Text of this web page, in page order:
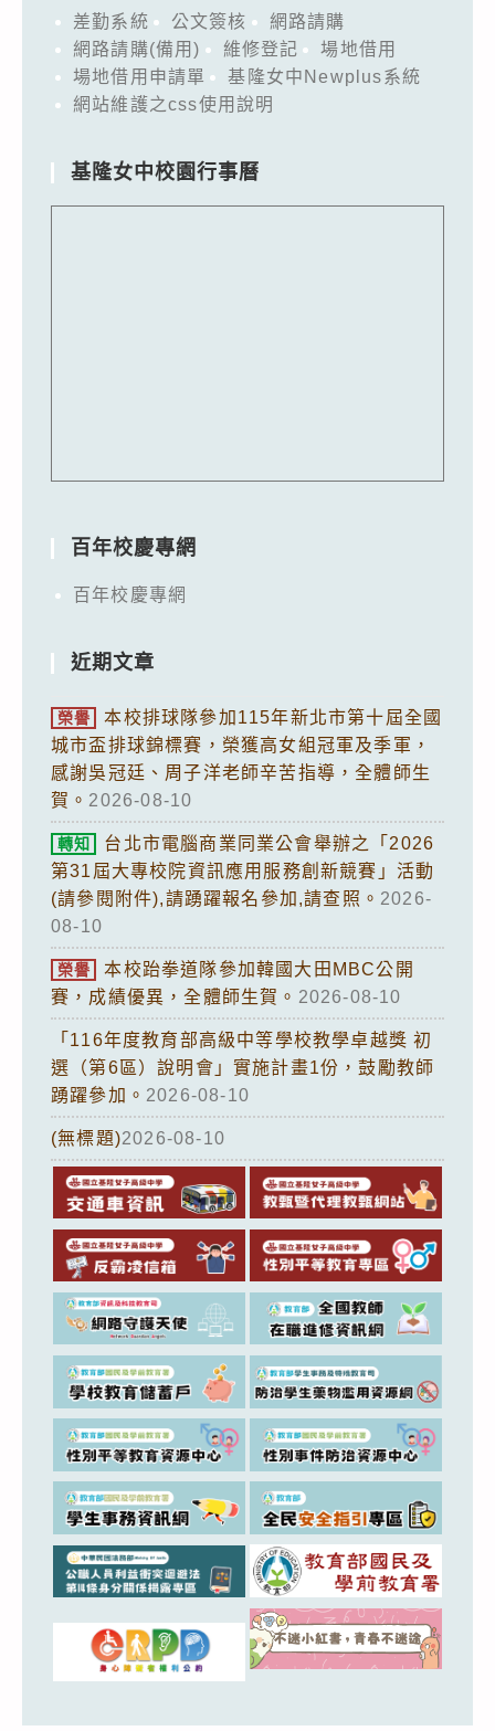
差勤系統 公文簽核
網路請購
網路請購(備用)
維修登記
場地借用
場地借用申請單
基隆女中Newplus系統
網站維護之css使用說明
基隆女中校園行事曆
百年校慶專網
百年校慶專網
近期文章
榮譽
本校排球隊參加115年新北市第十屆全國
城市盃排球錦標賽，榮獲高女組冠軍及季軍，
感謝吳冠廷、周子洋老師辛苦指導，全體師生
賀。 2026-08-10
轉知
台北市電腦商業同業公會舉辦之「2026
第31屆大專校院資訊應用服務創新競賽」活動
(請參閱附件),請踴躍報名參加,請查照。 2026-
08-10
榮譽
本校跆拳道隊參加韓國大田MBC公開
賽，成績優異，全體師生賀。 2026-08-10
「116年度教育部高級中等學校教學卓越獎 初
選（第6區）說明會」實施計畫1份，鼓勵教師
踴躍參加。 2026-08-10
(無標題)2026-08-10